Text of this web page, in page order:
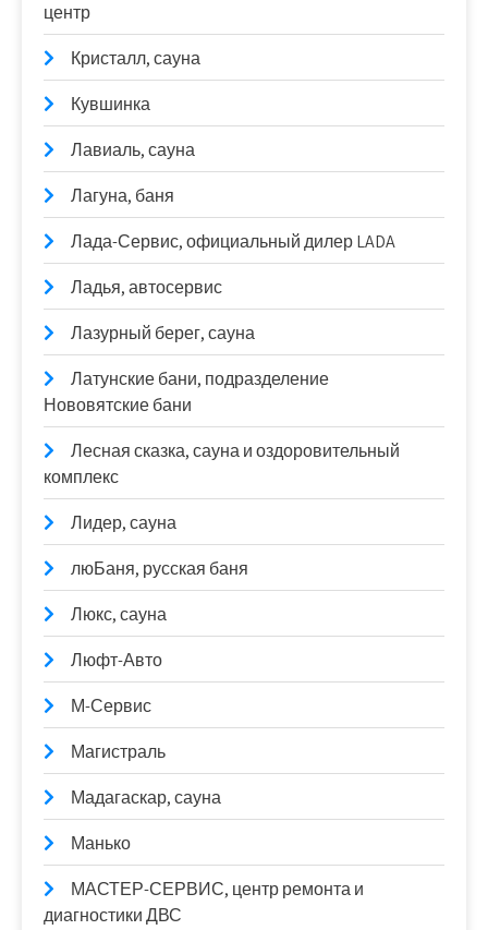
центр
Кристалл, сауна
Кувшинка
Лавиаль, сауна
Лагуна, баня
Лада-Сервис, официальный дилер LADA
Ладья, автосервис
Лазурный берег, сауна
Латунские бани, подразделение
Нововятские бани
Лесная сказка, сауна и оздоровительный
комплекс
Лидер, сауна
люБаня, русская баня
Люкс, сауна
Люфт-Авто
М-Сервис
Магистраль
Мадагаскар, сауна
Манько
МАСТЕР-СЕРВИС, центр ремонта и
диагностики ДВС